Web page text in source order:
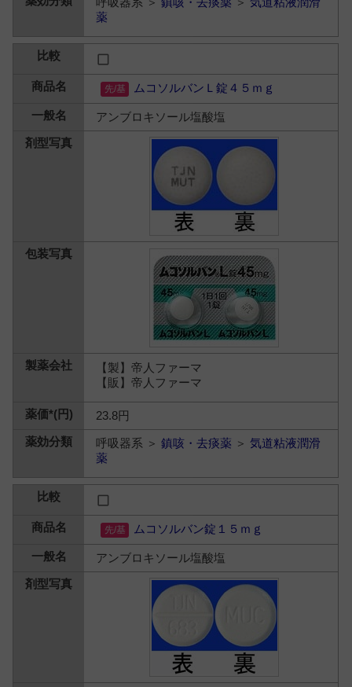
薬
ムコソルバンＬ錠４５ｍｇ
アンブロキソール塩酸塩
【製】帝人ファーマ
【販】帝人ファーマ
23.8円
呼吸器系 ＞鎮咳・去痰薬 ＞気道粘液潤滑
薬
ムコソルバン錠１５ｍｇ
アンブロキソール塩酸塩